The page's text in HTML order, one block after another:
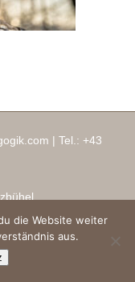
| Tel.: +43
Ringana Shop
die Website weiter
aus.